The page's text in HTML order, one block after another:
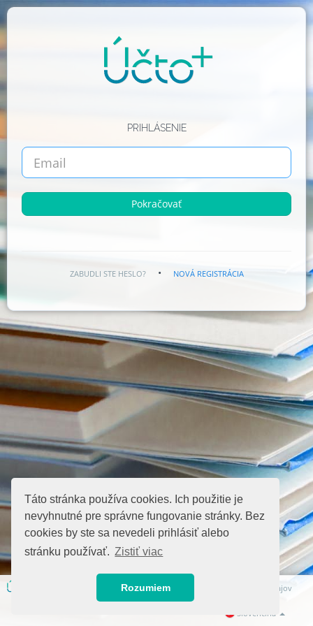
Táto stránka používa cookies. Ich použitie je
nevyhnutné pre správne fungovanie stránky. Bez
cookies by ste sa nevedeli prihlásiť alebo
stránku používať. Zistiť viac
Rozumiem
PRIHLÁSENIE
Pokračovať
ZABUDLI STE HESLO? • NOVÁ REGISTRÁCIA
Ochrana osobných údajov
Všeobecné obchodné podmienky
Slovenčina